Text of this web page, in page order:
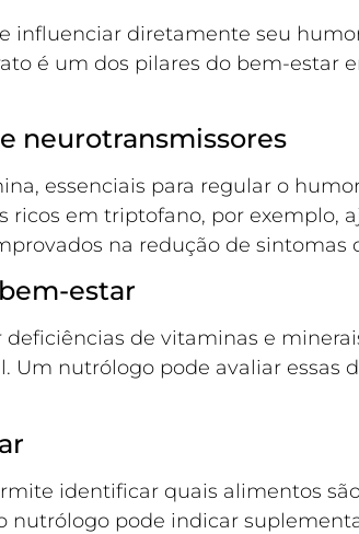
influenciar diretamente seu
é um dos pilares do bem-estar
neurotransmissores
essenciais para regular o
em triptofano, por exemplo,
na redução de sintomas
estar
de vitaminas e
Um nutrólogo pode avaliar essas
identificar quais alimentos
nutrólogo pode indicar